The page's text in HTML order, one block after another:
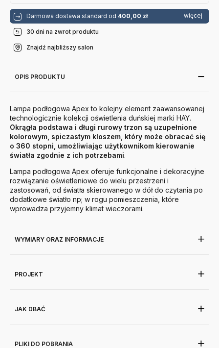
Darmowa dostawa standard od 400,00 zł więcej
30 dni na zwrot produktu
Znajdź najbliższy salon
OPIS PRODUKTU
Lampa podłogowa Apex to kolejny element zaawansowanej
technologicznie kolekcji oświetlenia duńskiej marki HAY.
Okrągła podstawa i długi rurowy trzon są uzupełnione
kolorowym, spiczastym kloszem, który może obracać się
o 360 stopni, umożliwiając użytkownikom kierowanie
światła zgodnie z ich potrzebami.
Lampa podłogowa Apex oferuje funkcjonalne i dekoracyjne
rozwiązanie oświetleniowe do wielu przestrzeni i
zastosowań, od światła skierowanego w dół do czytania po
dodatkowe światło np; w rogu pomieszczenia, które
wprowadza przyjemny klimat wieczorami.
WYMIARY ORAZ INFORMACJE
PROJEKT
JAK DBAĆ
PLIKI DO POBRANIA